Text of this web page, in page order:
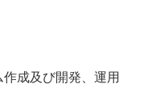
成及び開発、運用